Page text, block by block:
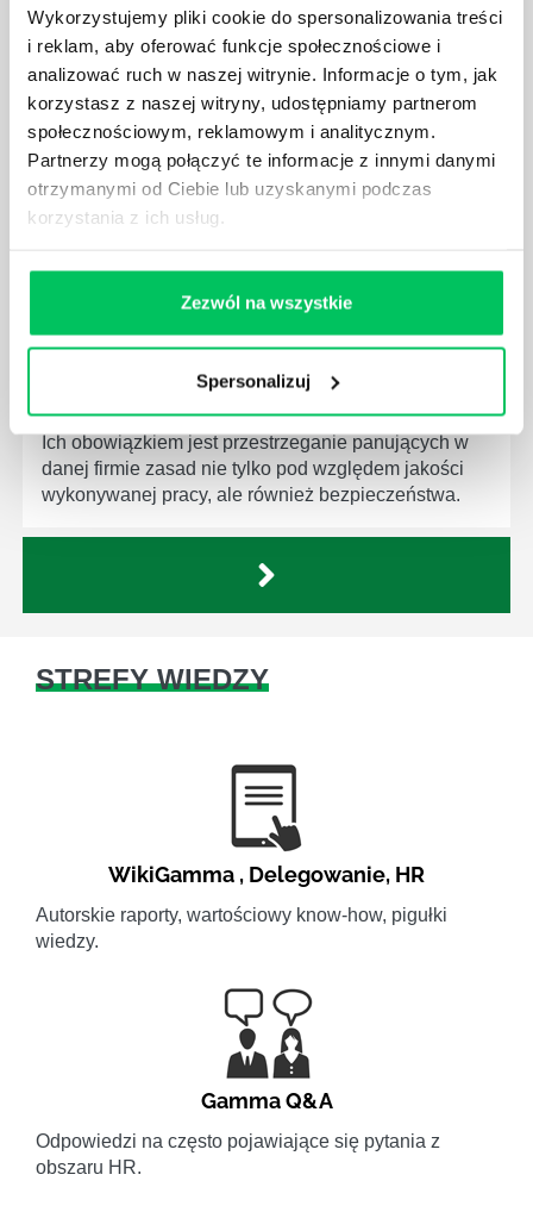
Wykorzystujemy pliki cookie do spersonalizowania treści
i reklam, aby oferować funkcje społecznościowe i
analizować ruch w naszej witrynie. Informacje o tym, jak
korzystasz z naszej witryny, udostępniamy partnerom
społecznościowym, reklamowym i analitycznym.
Partnerzy mogą połączyć te informacje z innymi danymi
otrzymanymi od Ciebie lub uzyskanymi podczas
korzystania z ich usług.
Zezwól na wszystkie
Spersonalizuj
społeczeństwa wprowadzane jest coraz więcej reguł,
które mają za zadanie poprawić poszczególne
dziedziny gospodarki. Dzięki nim wszystkie firmy
będą zobowiązane przestrzegać zasad, których
wprowadzenie dąży do ujednolicenia jakości
produktów, które trafiają do klientów.
CZYM ZAJMUJE SIĘ AUDYTOR WEWNĘTRZNY
poszczególne stanowiska muszą wykonywać
zgodnie z zaleceniami powierzone sobie zadania.
Ich obowiązkiem jest przestrzeganie panujących w
danej firmie zasad nie tylko pod względem jakości
wykonywanej pracy, ale również bezpieczeństwa.
STREFY WIEDZY
WikiGamma , Delegowanie, HR
Autorskie raporty, wartościowy know-how, pigułki
wiedzy.
Gamma Q&A
Odpowiedzi na często pojawiające się pytania z
obszaru HR.